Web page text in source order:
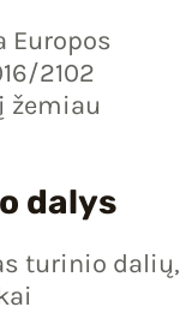
Europos
2102
žemiau
dalys
turinio dalių,